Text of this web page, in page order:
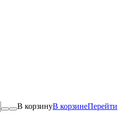
В корзинуВ корзинеПерейти